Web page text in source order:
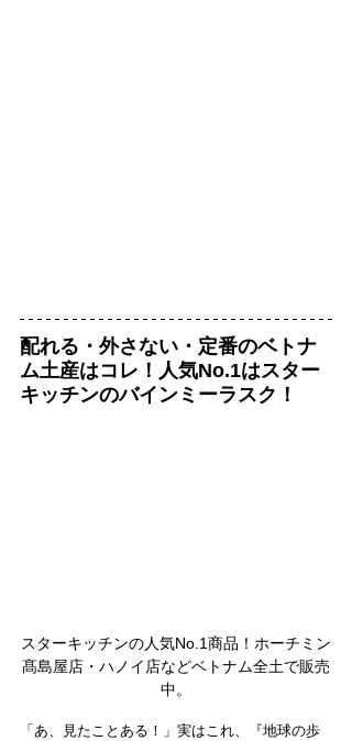
配れる・外さない・定番のベトナ
ム土産はコレ！人気No.1はスター
キッチンのバインミーラスク！
スターキッチンの人気No.1商品！ホーチミン
髙島屋店・ハノイ店などベトナム全土で販売
中。
「あ、見たことある！」実はこれ、『地球の歩